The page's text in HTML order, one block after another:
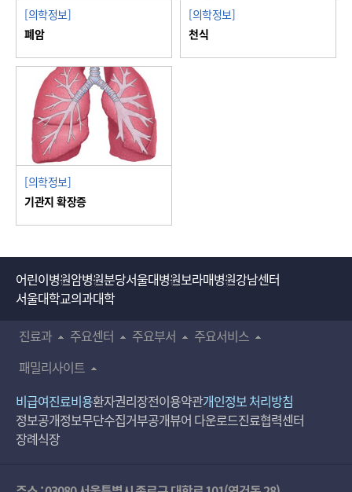
[의학정보]
폐암
[의학정보]
천식
[의학정보]
기관지 확장증
어린이병원암병원분당서울대병원보라매병원강남센터
서울대학교의과대학
진료과
주요센터 주요부서
주요서비스
패밀리사이트
비급여진료비용환자권리장전이용약관개인정보 처리방침
정보공개정보무단수집거부공개뷰어 다운로드진료협력센터
장례식장